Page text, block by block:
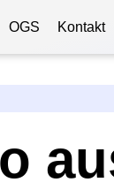
OGS Kontakt